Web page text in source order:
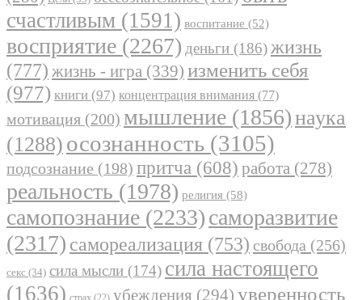
счастливым (1591) воспитание (52)
восприятие (2267) деньги (186)жизнь
(777) жизнь - игра (339) изменить себя
(977) книги (97) концентрация внимания (77)
мотивация (200) мышление (1856)наука
(1288) осознанность (3105)
подсознание (198) притча (608) работа (278)
реальность (1978) религия (58)
самопознание (2233)саморазвитие
(2317) самореализация (753) свобода (256)
секс (34) сила мысли (174) сила настоящего
(1636) страх (22) убеждения (294) уверенность